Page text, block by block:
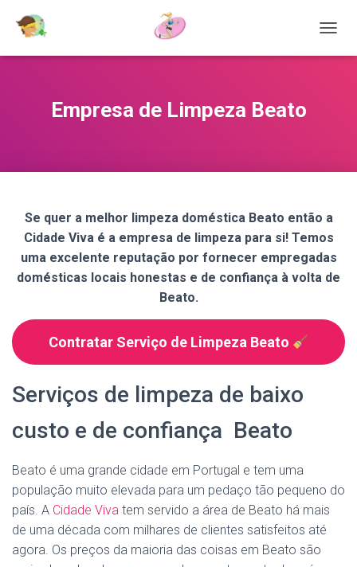
O
T
I
Empresa de Limpeza Beato
Se quer a melhor limpeza doméstica Beato então a
Cidade Viva é a empresa de limpeza para si! Temos
uma excelente reputação por fornecer empregadas
domésticas locais honestas e de confiança à volta de
Beato.
Contratar Serviço de Limpeza Beato
Serviços de limpeza de baixo
custo e de confiança Beato
Beato é uma grande cidade em Portugal e tem uma
população muito elevada para um pedaço tão pequeno do
país. A Cidade Viva tem servido a área de Beato há mais
de uma década com milhares de clientes satisfeitos até
agora. Os preços da maioria das coisas em Beato são